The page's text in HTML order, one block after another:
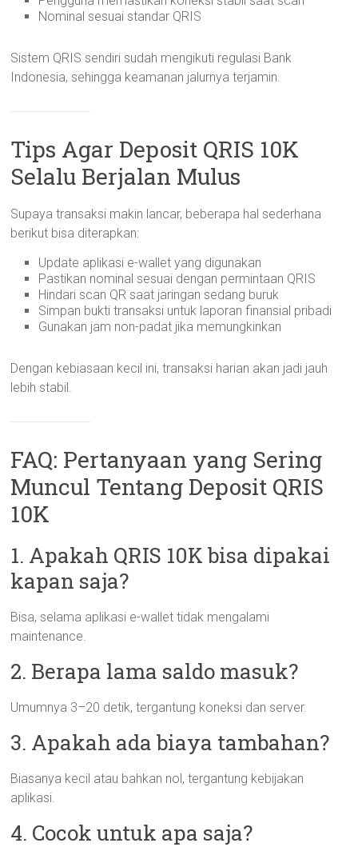
Nominal sesuai standar QRIS
Sistem QRIS sendiri sudah mengikuti regulasi Bank
Indonesia, sehingga keamanan jalurnya terjamin.
Tips Agar Deposit QRIS 10K
Selalu Berjalan Mulus
Supaya transaksi makin lancar, beberapa hal sederhana
berikut bisa diterapkan:
Update aplikasi e-wallet yang digunakan
Pastikan nominal sesuai dengan permintaan QRIS
Hindari scan QR saat jaringan sedang buruk
Simpan bukti transaksi untuk laporan finansial pribadi
Gunakan jam non-padat jika memungkinkan
Dengan kebiasaan kecil ini, transaksi harian akan jadi jauh
lebih stabil.
FAQ: Pertanyaan yang Sering
Muncul Tentang Deposit QRIS
10K
1. Apakah QRIS 10K bisa dipakai
kapan saja?
Bisa, selama aplikasi e-wallet tidak mengalami
maintenance.
2. Berapa lama saldo masuk?
Umumnya 3–20 detik, tergantung koneksi dan server.
3. Apakah ada biaya tambahan?
Biasanya kecil atau bahkan nol, tergantung kebijakan
aplikasi.
4. Cocok untuk apa saja?